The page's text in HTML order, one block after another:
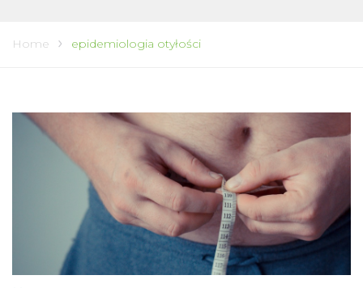
Home epidemiologia otyłości